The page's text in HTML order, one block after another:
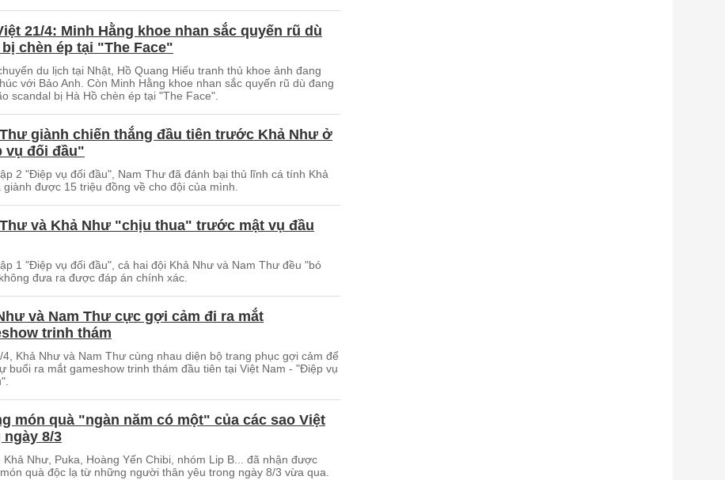
21/4: Minh Hằng khoe nhan sắc quyến rũ dù
chèn ép tại "The Face"
du lịch tại Nhật, Hồ Quang Hiếu tranh thủ khoe ảnh đang
với Bảo Anh. Còn Minh Hằng khoe nhan sắc quyến rũ dù đang
scandal bị Hà Hồ chèn ép tại "The Face".
giành chiến thắng đầu tiên trước Khả Như ở
vụ đối đầu"
2 "Điệp vụ đối đầu", Nam Thư đã đánh bại thủ lĩnh cá tính Khả
giành được 15 triệu đồng về cho đội của mình.
và Khả Như "chịu thua" trước mật vụ đầu
1 "Điệp vụ đối đầu", cả hai đội Khả Như và Nam Thư đều "bó
đưa ra được đáp án chính xác.
và Nam Thư cực gợi cảm đi ra mắt
trinh thám
4, Khả Như và Nam Thư cùng nhau diện bộ trang phục gợi cảm để
buổi ra mắt gameshow trinh thám đầu tiên tại Việt Nam - "Điệp vụ
món quà "ngàn năm có một" của các sao Việt
8/3
Khả Như, Puka, Hoàng Yến Chibi, nhóm Lip B... đã nhận được
quà độc lạ từ những người thân yêu trong ngày 8/3 vừa qua.